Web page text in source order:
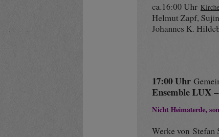
ca.16:00 Uhr
Helmut Zapf,
Johannes K.
17:00 Uhr
Ensemble LUX
Nicht Heimaterde,
Werke von Stefan